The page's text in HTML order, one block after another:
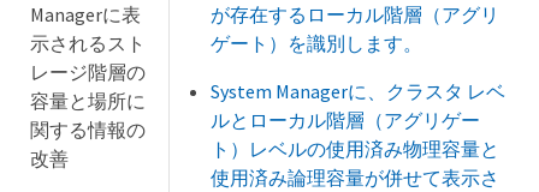
Managerに表
示されるスト
レージ階層の
容量と場所に
関する情報の
改善
が存在するローカル階層（アグリ
ゲート）を識別します。
System Managerに、クラスタ レベ
ルとローカル階層（アグリゲー
ト）レベルの使用済み物理容量と
使用済み論理容量が併せて表示さ